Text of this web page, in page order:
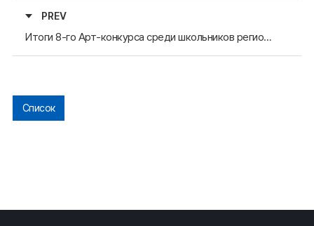
PREV
Итоги 8-го Арт-конкурса среди школьников регионов-членов АРАССВА
Список